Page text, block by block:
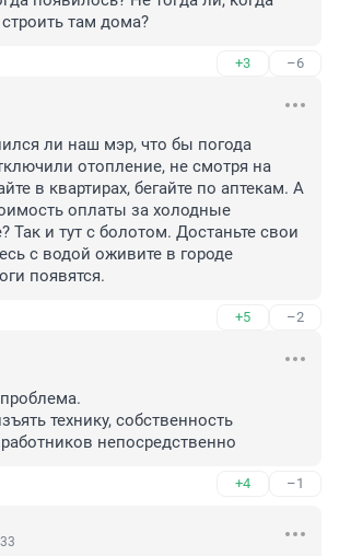
там дома?
+3 –6
ли наш мэр, что бы погода
отопление, не смотря на
в квартирах, бегайте по аптекам. А
оплаты за холодные
Так и тут с болотом. Достаньте свои
с водой оживите в городе
появятся.
+5 –2
технику, собственность
непосредственно
+4 –1